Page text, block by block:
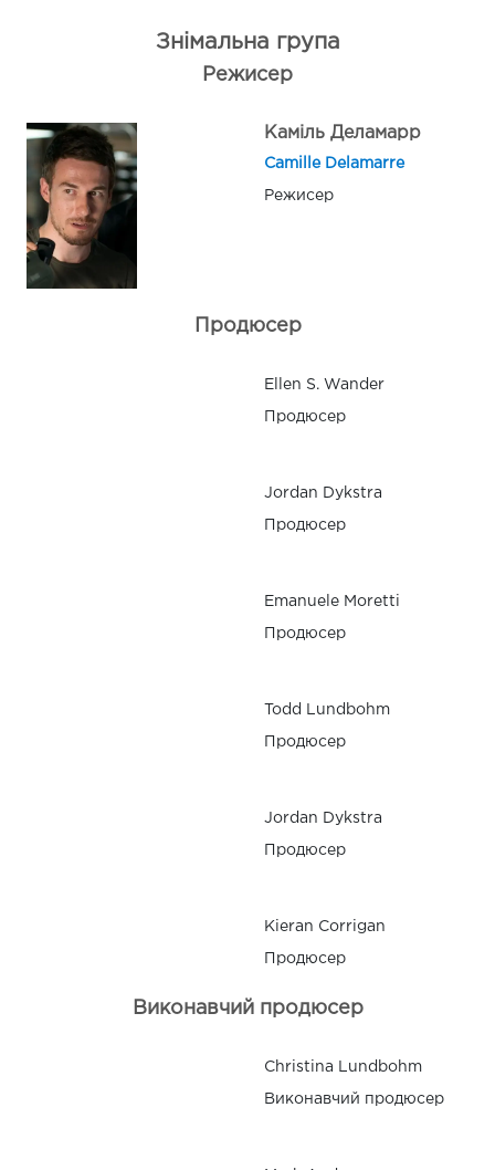
Знімальна група
Режисер
Каміль Деламарр
Camille Delamarre
Режисер
Продюсер
Ellen S. Wander
Продюсер
Jordan Dykstra
Продюсер
Emanuele Moretti
Продюсер
Todd Lundbohm
Продюсер
Jordan Dykstra
Продюсер
Kieran Corrigan
Продюсер
Виконавчий продюсер
Christina Lundbohm
Виконавчий продюсер